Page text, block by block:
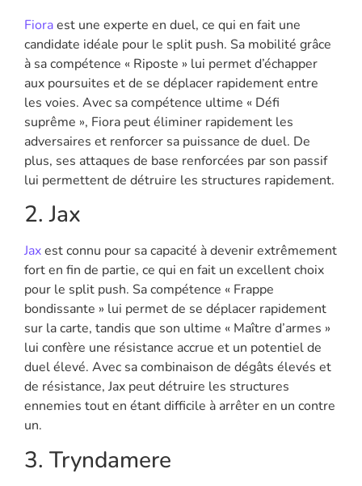
Fioraest une experte en duel, ce qui en fait une
candidate idéale pour le split push. Sa mobilité grâce
à sa compétence « Riposte » lui permet d’échapper
aux poursuites et de se déplacer rapidement entre
les voies. Avec sa compétence ultime « Défi
suprême », Fiora peut éliminer rapidement les
adversaires et renforcer sa puissance de duel. De
plus, ses attaques de base renforcées par son passif
lui permettent de détruire les structures rapidement.
2. Jax
Jaxest connu pour sa capacité à devenir extrêmement
fort en fin de partie, ce qui en fait un excellent choix
pour le split push. Sa compétence « Frappe
bondissante » lui permet de se déplacer rapidement
sur la carte, tandis que son ultime « Maître d’armes »
lui confère une résistance accrue et un potentiel de
duel élevé. Avec sa combinaison de dégâts élevés et
de résistance, Jax peut détruire les structures
ennemies tout en étant difficile à arrêter en un contre
un.
3. Tryndamere